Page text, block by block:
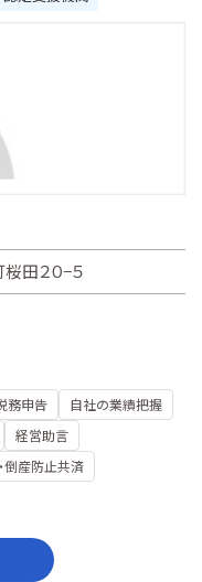
田２０−５
務申告
自社の業績把握
経営助言
倒産防止共済